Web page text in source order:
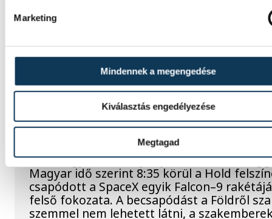
Marketing
Mindennek a megengedése
Kiválasztás engedélyezése
Megtagad
parlament jövő kedden válassza meg az új
köztársasági elnököt.
Valami óriási csapódott a
Holdba ma reggel
Rendhagyó esemény zajlott le kedden
Magyar idő szerint 8:35 körül a Hold
csapódott a SpaceX egyik Falcon–9
felső fokozata. A becsapódást a Földről
szemmel nem lehetett látni, a